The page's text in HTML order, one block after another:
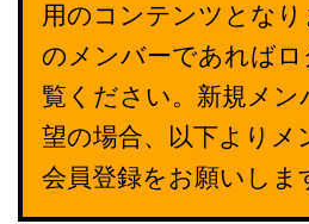
用のコンテンツとな
のメンバーであれば
覧ください。新規メン
望の場合、以下よりメ
会員登録をお願いしま